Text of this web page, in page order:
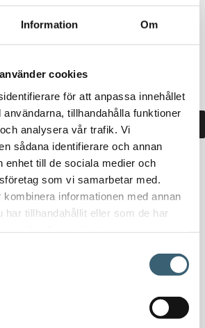
Information Om
cookies
för att anpassa innehållet
tillhandahålla funktioner
analysera vår trafik. Vi
sådana identifierare och annan
enhet till de sociala medier och
som vi samarbetar med.
informationen med annan
har tillhandahållit eller som de har
märkta ”dränventil”